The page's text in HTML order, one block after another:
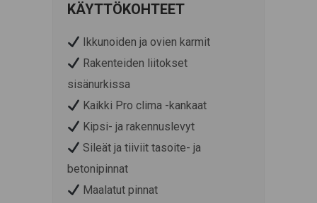
KÄYTTÖKOHTEET
Ikkunoiden ja ovien karmit
Rakenteiden liitokset
sisänurkissa
Kaikki Pro clima -kankaat
Kipsi- ja rakennuslevyt
Sileät ja tiiviit tasoite- ja
betonipinnat
Maalatut pinnat